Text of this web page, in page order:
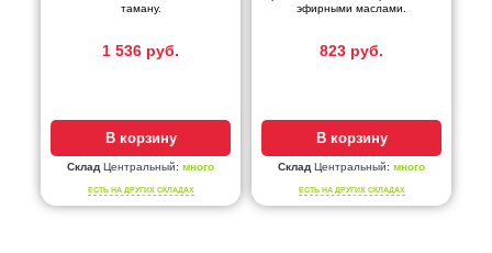
таману.
1 536 руб.
В корзину
Склад Центральный: много
ЕСТЬ НА ДРУГИХ СКЛАДАХ
эфирными маслами.
823 руб.
В корзину
Склад Центральный: много
ЕСТЬ НА ДРУГИХ СКЛАДАХ